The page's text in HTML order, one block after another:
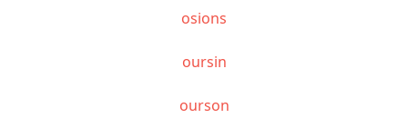
osions
oursin
ourson